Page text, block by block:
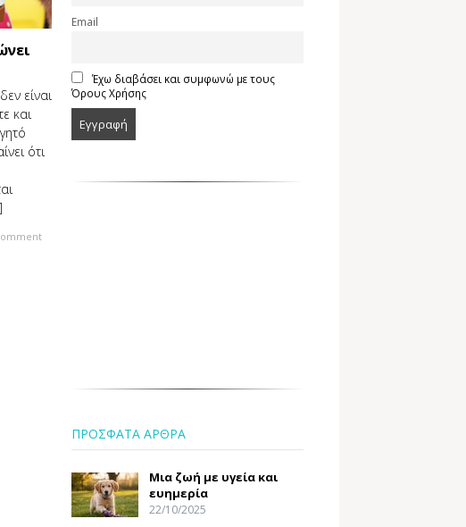
είναι
και
ότι
Email
Έχω διαβάσει και συμφωνώ με τους
Όρους Χρήσης
ΠΡΟΣΦΑΤΑ ΑΡΘΡΑ
Μια ζωή με υγεία και
ευημερία
22/10/2025